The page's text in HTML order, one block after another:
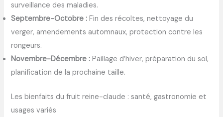
surveillance des maladies.
Septembre-Octobre : Fin des récoltes, nettoyage du
verger, amendements automnaux, protection contre les
rongeurs.
Novembre-Décembre : Paillage d’hiver, préparation du sol,
planification de la prochaine taille.
Les bienfaits du fruit reine-claude : santé, gastronomie et
usages variés